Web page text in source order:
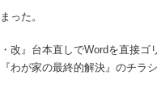
った。
改』台本直しでWordを直接ゴ
わが家の最終的解決』のチラ